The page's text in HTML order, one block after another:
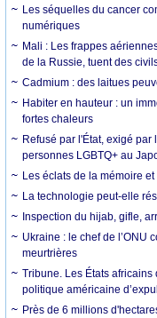
Les séquelles du cancer
numériques
Mali : Les frappes
de la Russie, tuent des
Cadmium : des laitues
Habiter en hauteur : un
fortes chaleurs
Refusé par l'État, exigé
personnes LGBTQ+ au
Les éclats de la mémoire
La technologie peut-elle
Inspection du hijab, gifle,
Ukraine : le chef de l’ONU
meurtrières
Tribune. Les États
politique américaine
Près de 6 millions